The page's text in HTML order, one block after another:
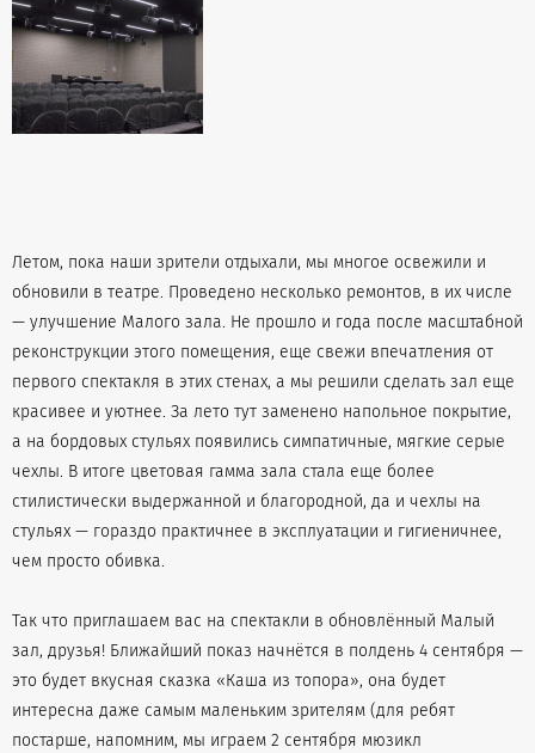
Летом, пока наши зрители отдыхали, мы многое освежили и
обновили в театре. Проведено несколько ремонтов, в их числе
— улучшение Малого зала. Не прошло и года после масштабной
реконструкции этого помещения, еще свежи впечатления от
первого спектакля в этих стенах, а мы решили сделать зал еще
красивее и уютнее. За лето тут заменено напольное покрытие,
а на бордовых стульях появились симпатичные, мягкие серые
чехлы. В итоге цветовая гамма зала стала еще более
стилистически выдержанной и благородной, да и чехлы на
стульях — гораздо практичнее в эксплуатации и гигиеничнее,
чем просто обивка.
Так что приглашаем вас на спектакли в обновлённый Малый
зал, друзья! Ближайший показ начнётся в полдень 4 сентября —
это будет вкусная сказка «Каша из топора», она будет
интересна даже самым маленьким зрителям (для ребят
постарше, напомним, мы играем 2 сентября мюзикл